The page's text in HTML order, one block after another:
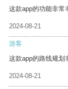
这款app的功能非常
2024-08-21
游客
这款app的路线规划
2024-08-21